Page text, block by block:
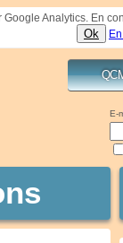
Analytics. En
Ok
E-